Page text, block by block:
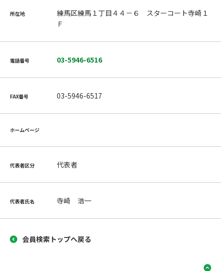
所在地
練馬区練馬１丁目４４－６ スターコート寺崎１
Ｆ
電話番号 03-5946-6516
FAX番号 03-5946-6517
ホームページ
代表者区分 代表者
代表者氏名 寺崎 浩一
会員検索トップへ戻る